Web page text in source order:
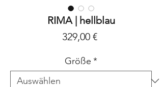
RIMA | hellblau
329,00 €Preis
Größe *